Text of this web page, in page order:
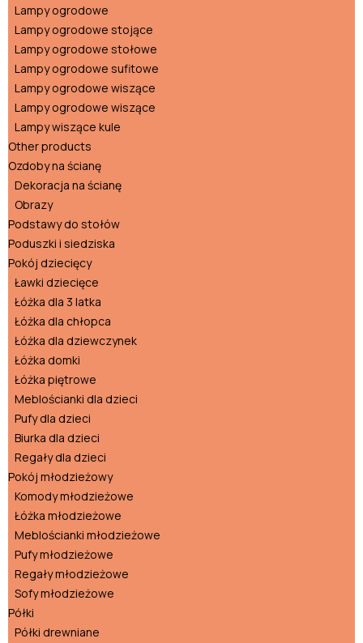
Lampy ogrodowe
Lampy ogrodowe stojące
Lampy ogrodowe stołowe
Lampy ogrodowe sufitowe
Lampy ogrodowe wiszące
Lampy ogrodowe wiszące
Lampy wiszące kule
Other products
Ozdoby na ścianę
Dekoracja na ścianę
Obrazy
Podstawy do stołów
Poduszki i siedziska
Pokój dziecięcy
Ławki dziecięce
Łóżka dla 3 latka
Łóżka dla chłopca
Łóżka dla dziewczynek
Łóżka domki
Łóżka piętrowe
Meblościanki dla dzieci
Pufy dla dzieci
Biurka dla dzieci
Regały dla dzieci
Pokój młodzieżowy
Komody młodzieżowe
Łóżka młodzieżowe
Meblościanki młodzieżowe
Pufy młodzieżowe
Regały młodzieżowe
Sofy młodzieżowe
Półki
Półki drewniane